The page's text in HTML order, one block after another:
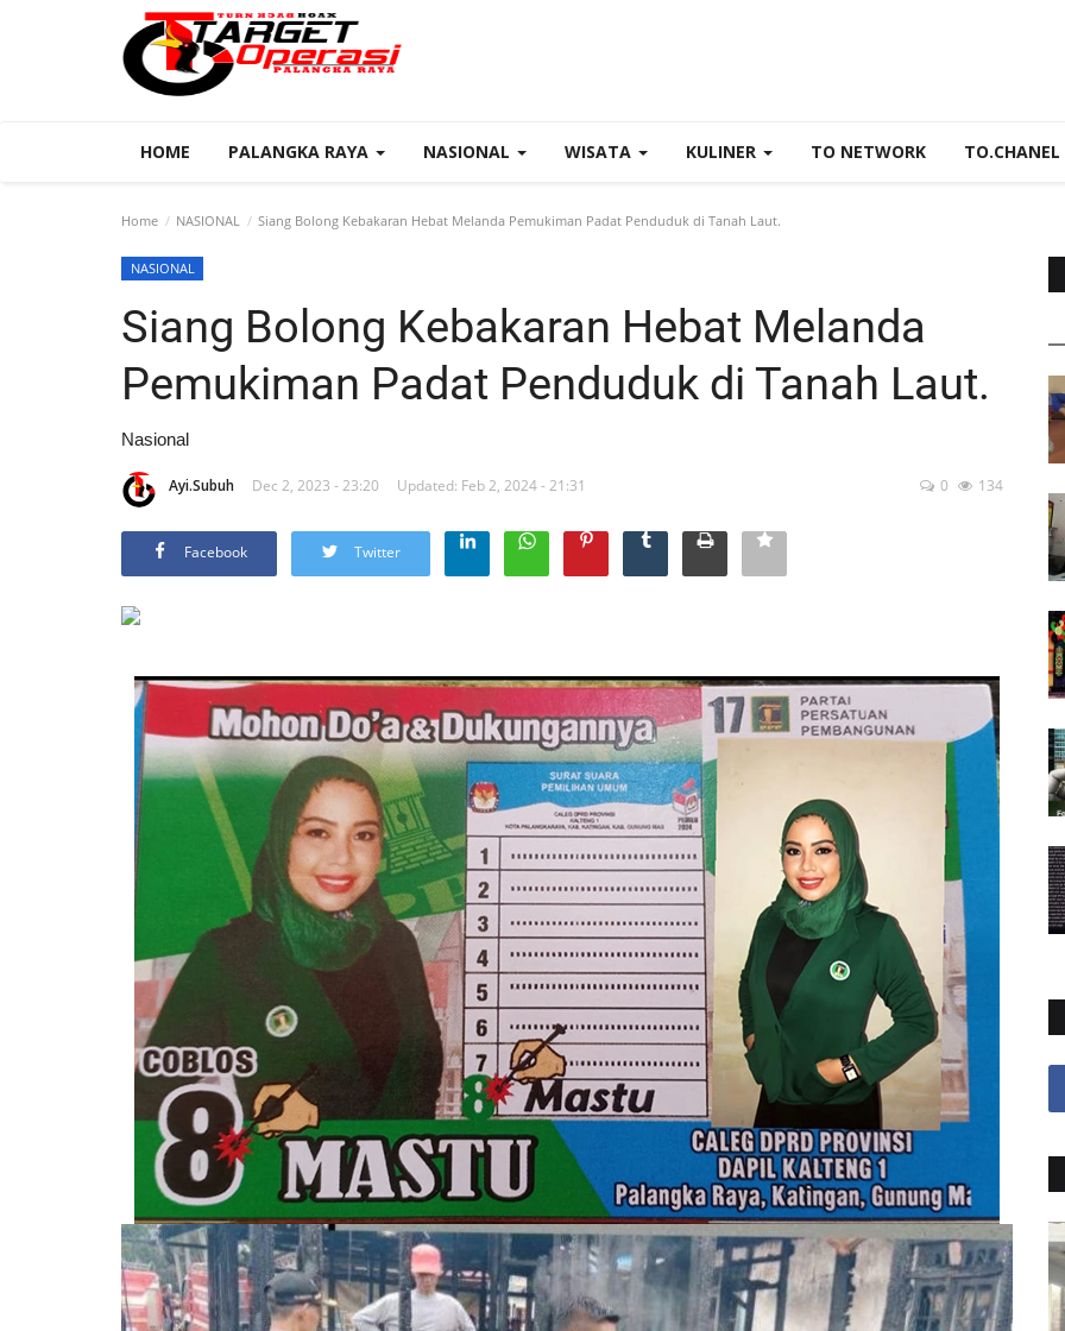
HOME PALANGKA RAYA NASIONAL WISATA KULINER TO NETWORK TO.CHANEL
Home NASIONAL Siang Bolong Kebakaran Hebat Melanda Pemukiman Padat Penduduk di Tanah Laut.
NASIONAL
Siang Bolong Kebakaran Hebat Melanda
Pemukiman Padat Penduduk di Tanah Laut.
Nasional
Ayi.Subuh Dec 2, 2023 - 23:20 Updated: Feb 2, 2024 - 21:31 0 134
Facebook Twitter